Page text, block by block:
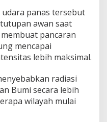
udara panas tersebut
awan saat
pancaran
mencapai
lebih maksimal.
radiasi
Bumi secara lebih
wilayah mulai